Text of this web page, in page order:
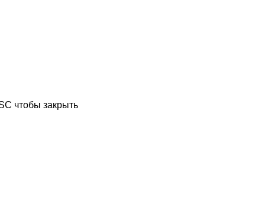
чтобы закрыть